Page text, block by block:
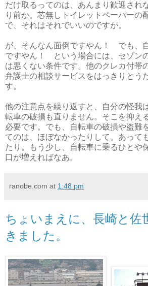
だけ取るってのは、あんまり歓迎され
り前か。芯無しトイレットペーパーの
で、それはそれでいいのですが。
が、そんなん面倒ですやん！ でも、
ですやん！ という場合には、セゾン
は悪くない条件です。他のクレカ付帯
弁護士の相談サービスをはっきりとう
す。
他の注意点を繰り返すと、自分の怪我
転車の破損も直りません。そこを抑え
必要です。でも、自転車の破損や盗難
てのは、ほぼなかったりして。あって
たり。もう少し、自転車に乗るひとや
口が増えればなあ。
ranobe.com at 1:48 pm
ちょいまえに、長崎と佐
きました。